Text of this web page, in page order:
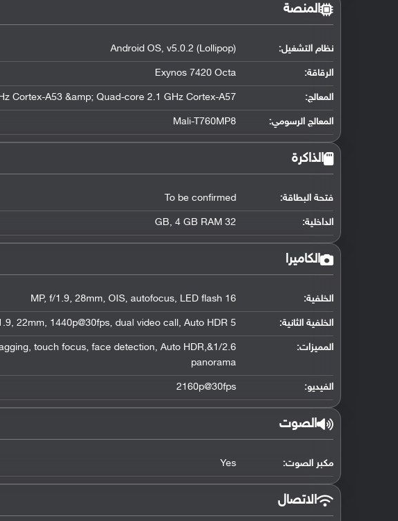
المنصة
نظام التشغيل:
Android OS, v5.0.2 (Lollipop)
الرقاقة:
Exynos 7420 Octa
المعالج:
Cortex-A53 &amp; Quad-core 2.1 GHz Cortex-A57
المعالج الرسومي:
Mali-T760MP8
الذاكرة
فتحة البطاقة: To be confirmed
الداخلية: 32 GB, 4 GB RAM
الكاميرا
الخلفية: 16 MP, f/1.9, 28mm, OIS, autofocus, LED flash
الخلفية الثانية: 5 MP, f/1.9, 22mm, 1440p@30fps, dual video call, Auto HDR
المميزات:
tagging, touch focus, face detection, Auto HDR,
panorama
الفيديو: 2160p@30fps
الصوت
مكبر الصوت: Yes
الاتصال